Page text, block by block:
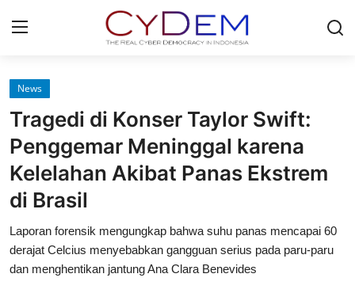
Home
News
Contact
Politik
Redaksi
News
Tragedi di Konser Taylor Swift:
Penggemar Meninggal karena
Kelelahan Akibat Panas Ekstrem
di Brasil
Laporan forensik mengungkap bahwa suhu panas mencapai 60
derajat Celcius menyebabkan gangguan serius pada paru-paru
dan menghentikan jantung Ana Clara Benevides